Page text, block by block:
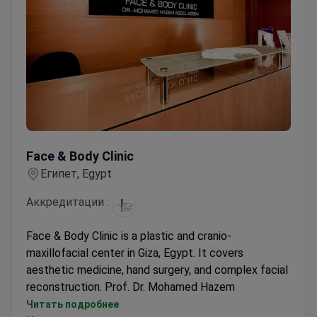
Face & Body Clinic
Египет, Egypt
Аккредитации :
Face & Body Clinic is a plastic and cranio-
maxillofacial center in Giza, Egypt. It covers
aesthetic medicine, hand surgery, and complex facial
reconstruction. Prof. Dr. Mohamed Hazem
Abdelazeem founded the practice in 2001. He is a
Читать подробнее